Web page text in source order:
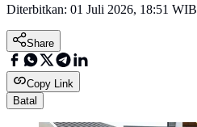
Diterbitkan: 01 Juli 2026, 18:51 WIB
Share
Copy Link
Batal